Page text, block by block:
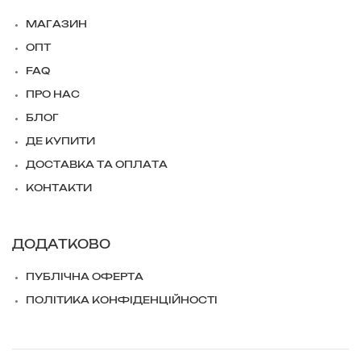
МАГАЗИН
ОПТ
FAQ
ПРО НАС
БЛОГ
ДЕ КУПИТИ
ДОСТАВКА ТА ОПЛАТА
КОНТАКТИ
ДОДАТКОВО
ПУБЛІЧНА ОФЕРТА
ПОЛІТИКА КОНФІДЕНЦІЙНОСТІ